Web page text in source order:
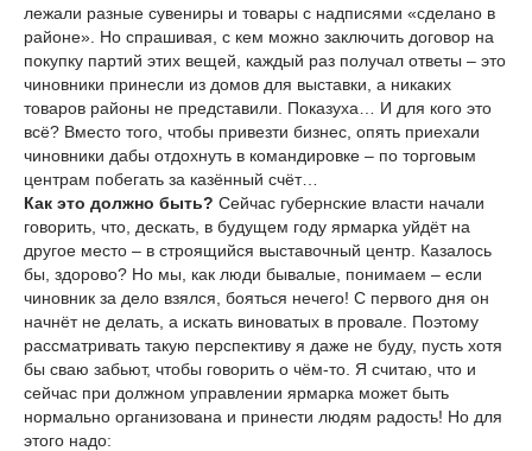
лежали разные сувениры и товары с надписями «сделано в
районе». Но спрашивая, с кем можно заключить договор на
покупку партий этих вещей, каждый раз получал ответы – это
чиновники принесли из домов для выставки, а никаких
товаров районы не представили. Показуха… И для кого это
всё? Вместо того, чтобы привезти бизнес, опять приехали
чиновники дабы отдохнуть в командировке – по торговым
центрам побегать за казённый счёт…
Как это должно быть? Сейчас губернские власти начали
говорить, что, дескать, в будущем году ярмарка уйдёт на
другое место – в строящийся выставочный центр. Казалось
бы, здорово? Но мы, как люди бывалые, понимаем – если
чиновник за дело взялся, бояться нечего! С первого дня он
начнёт не делать, а искать виноватых в провале. Поэтому
рассматривать такую перспективу я даже не буду, пусть хотя
бы сваю забьют, чтобы говорить о чём-то. Я считаю, что и
сейчас при должном управлении ярмарка может быть
нормально организована и принести людям радость! Но для
этого надо: